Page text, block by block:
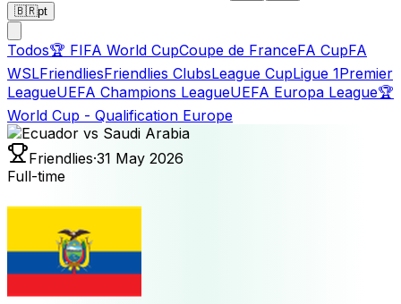
🇧🇷pt
Todos🏆 FIFA World CupCoupe de FranceFA CupFA
WSLFriendliesFriendlies ClubsLeague CupLigue 1Premier
LeagueUEFA Champions LeagueUEFA Europa League🏆
World Cup - Qualification Europe
Friendlies·31 May 2026
Full-time